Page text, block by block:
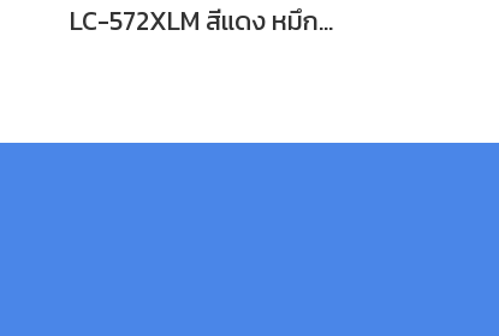
LC-572XLM สีแดง หมึกพิมพ์อิงค์เจ็ทบราเดอร์ รับประกันศูนย์บริการของแท้แน่นอน , INK CATRIDGE 1,500Pgs for J3660,J3960